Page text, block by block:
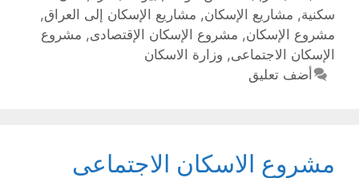
سكنية, مشاريع الإسكان, مشاريع الإسكان إلى العراق,
مشروع الإسكان, مشروع الإسكان الإقتصادى, مشروع
الإسكان الاجتماعى , وزارة الاسكان
أضف تعليق
مشروع الاسكان الاجتماعى